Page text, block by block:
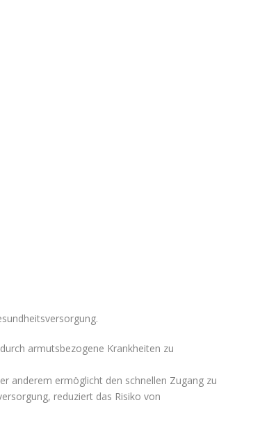
armutsbezogene Krankheiten zu
anderem ermöglicht den schnellen Zugang zu
reduziert das Risiko von